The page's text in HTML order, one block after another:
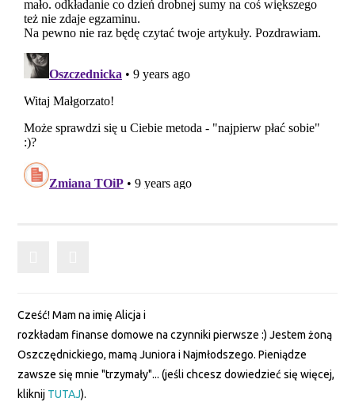
Cześć! Mam na imię Alicja i
rozkładam finanse domowe na czynniki pierwsze :) Jestem żoną
Oszczędnickiego, mamą Juniora i Najmłodszego. Pieniądze
zawsze się mnie "trzymały"... (jeśli chcesz dowiedzieć się więcej,
kliknij TUTAJ).